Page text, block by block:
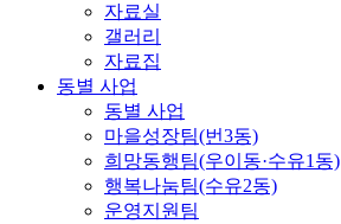
자료실
갤러리
자료집
동별 사업
동별 사업
마을성장팀(번3동)
희망동행팀(우이동·수유1동)
행복나눔팀(수유2동)
운영지원팀